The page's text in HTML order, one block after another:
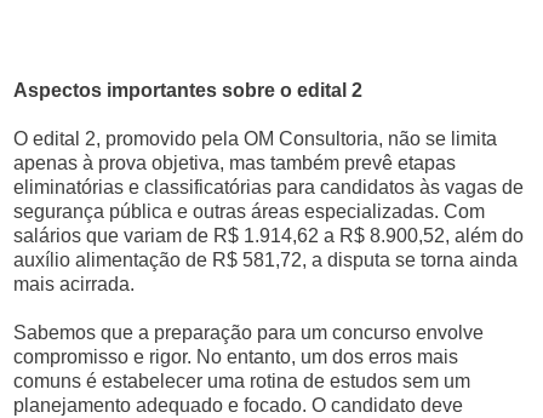
Aspectos importantes sobre o edital 2
O edital 2, promovido pela OM Consultoria, não se limita
apenas à prova objetiva, mas também prevê etapas
eliminatórias e classificatórias para candidatos às vagas de
segurança pública e outras áreas especializadas. Com
salários que variam de R$ 1.914,62 a R$ 8.900,52, além do
auxílio alimentação de R$ 581,72, a disputa se torna ainda
mais acirrada.
Sabemos que a preparação para um concurso envolve
compromisso e rigor. No entanto, um dos erros mais
comuns é estabelecer uma rotina de estudos sem um
planejamento adequado e focado. O candidato deve